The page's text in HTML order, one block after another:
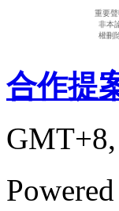
重要
非本
權刪
合作提